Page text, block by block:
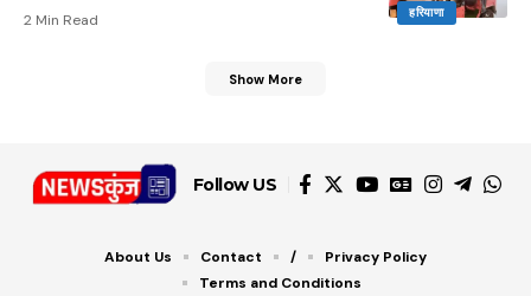
हरियाणा
2 Min Read
Show More
Follow US
About Us Contact /
Privacy Policy
Terms and Conditions